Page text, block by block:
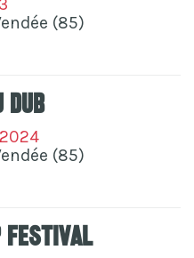
(85)
(85)
Festival